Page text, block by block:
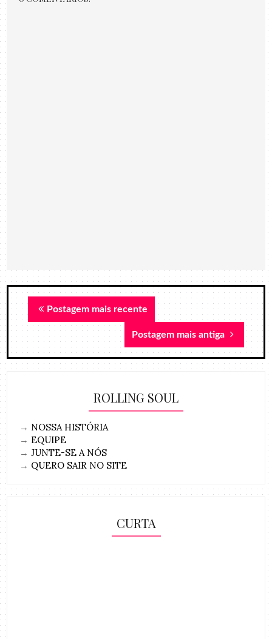
Postagem mais recente
Postagem mais antiga
ROLLING SOUL
→ NOSSA HISTÓRIA
→ EQUIPE
→JUNTE-SE A NÓS
→ QUERO SAIR NO SITE
CURTA